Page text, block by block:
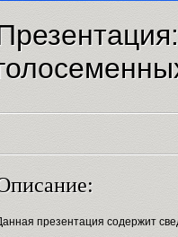
презентация содержит